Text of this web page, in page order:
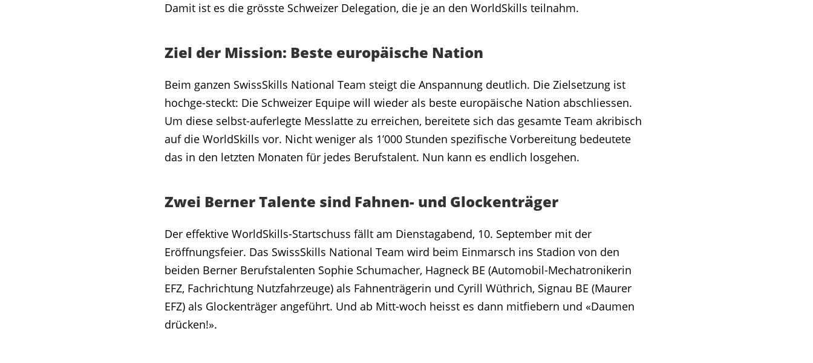
Damit ist es die grösste Schweizer Delegation, die je an den WorldSkills teilnahm.
Ziel der Mission: Beste europäische Nation
Beim ganzen SwissSkills National Team steigt die Anspannung deutlich. Die Zielsetzung ist
hochge-steckt: Die Schweizer Equipe will wieder als beste europäische Nation abschliessen.
Um diese selbst-auferlegte Messlatte zu erreichen, bereitete sich das gesamte Team akribisch
auf die WorldSkills vor. Nicht weniger als 1’000 Stunden spezifische Vorbereitung bedeutete
das in den letzten Monaten für jedes Berufstalent. Nun kann es endlich losgehen.
Zwei Berner Talente sind Fahnen- und Glockenträger
Der effektive WorldSkills-Startschuss fällt am Dienstagabend, 10. September mit der
Eröffnungsfeier. Das SwissSkills National Team wird beim Einmarsch ins Stadion von den
beiden Berner Berufstalenten Sophie Schumacher, Hagneck BE (Automobil-Mechatronikerin
EFZ, Fachrichtung Nutzfahrzeuge) als Fahnenträgerin und Cyrill Wüthrich, Signau BE (Maurer
EFZ) als Glockenträger angeführt. Und ab Mitt-woch heisst es dann mitfiebern und «Daumen
drücken!».